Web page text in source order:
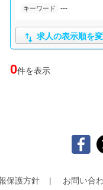
キーワード ---
 求人の表示順を
0件を表示
保護方針 お問い合